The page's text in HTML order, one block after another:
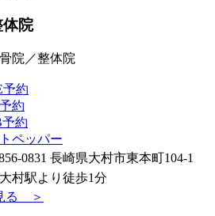
院
院／整体院
0831 長崎県大村市東本町104-1
村駅より徒歩1分
る ＞